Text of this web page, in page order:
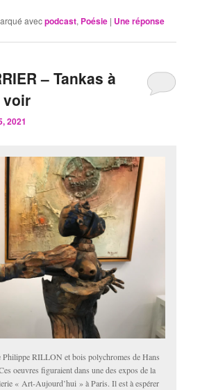
avecpodcast, Poésie | Uneréponse
– Tankas à
voir
2021
Philippe RILLON et bois polychromes de Hans
oeuvres figuraient dans une des expos de la
« Art-Aujourd’hui » à Paris. Il est à espérer